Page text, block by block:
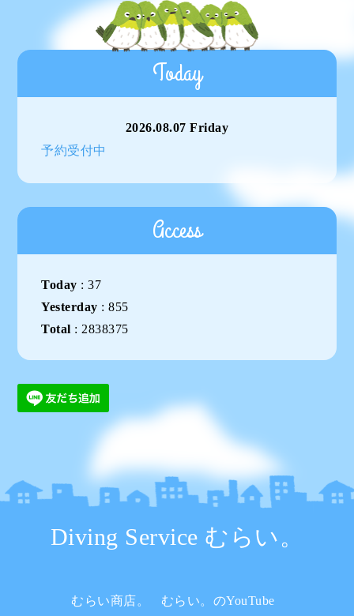
Today
2026.08.07 Friday
予約受付中
Access
Today :37
Yesterday :855
Total : 2838375
Diving Service むらい。
むらい商店。 むらい。のYouTube